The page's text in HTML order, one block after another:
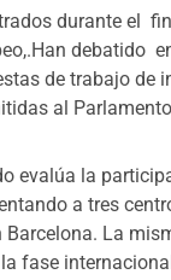
durante el
debatido
de trabajo de
al
evalúa la
a tres
Barcelona. La
fase